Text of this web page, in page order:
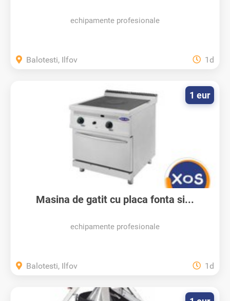
echipamente profesionale
Balotesti, Ilfov 1d
Masina de gatit cu placa fonta si...
echipamente profesionale
1 eur
Balotesti, Ilfov 1d